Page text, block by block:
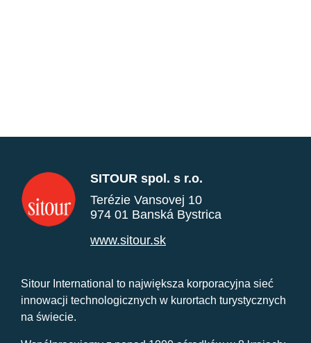
SITOUR spol. s r.o.
Terézie Vansovej 10
974 01 Banská Bystrica
www.sitour.sk
Sitour International to największa korporacyjna sieć
innowacji technologicznych w kurortach turystycznych
na świecie.